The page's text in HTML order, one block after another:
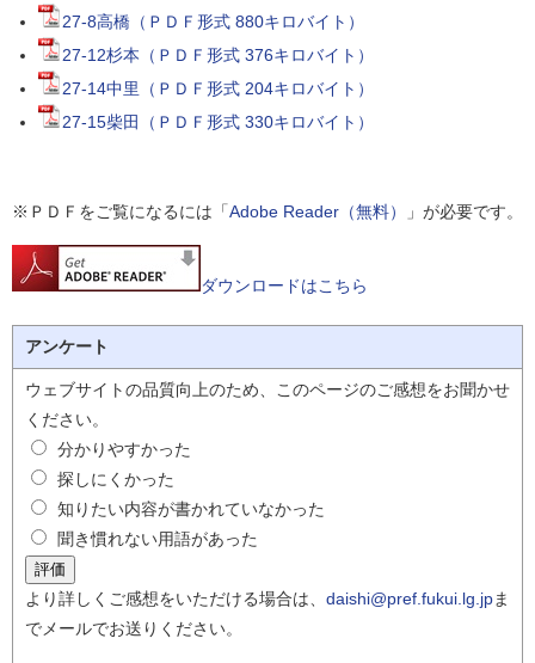
27-8高橋（ＰＤＦ形式 880キロバイト）
27-12杉本（ＰＤＦ形式 376キロバイト）
27-14中里（ＰＤＦ形式 204キロバイト）
27-15柴田（ＰＤＦ形式 330キロバイト）
※ＰＤＦをご覧になるには「Adobe Reader（無料） 」が必要です。
ダウンロードはこちら
アンケート
ウェブサイトの品質向上のため、このページのご感想をお聞かせ
ください。
分かりやすかった
探しにくかった
知りたい内容が書かれていなかった
聞き慣れない用語があった
より詳しくご感想をいただける場合は、 daishi@pref.fukui.lg.jpま
でメールでお送りください。